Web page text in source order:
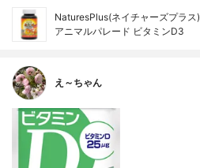
NaturesPlus(ネイチャーズプラス)
アニマルパレード ビタミンD3
え～ちゃん